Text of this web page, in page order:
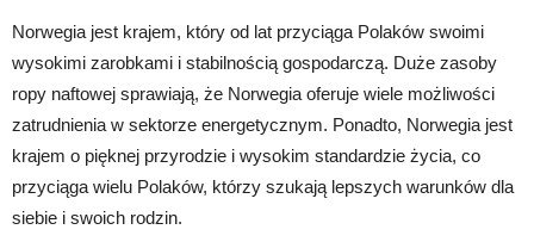
Norwegia jest krajem, który od lat przyciąga Polaków swoimi
wysokimi zarobkami i stabilnością gospodarczą. Duże zasoby
ropy naftowej sprawiają, że Norwegia oferuje wiele możliwości
zatrudnienia w sektorze energetycznym. Ponadto, Norwegia jest
krajem o pięknej przyrodzie i wysokim standardzie życia, co
przyciąga wielu Polaków, którzy szukają lepszych warunków dla
siebie i swoich rodzin.